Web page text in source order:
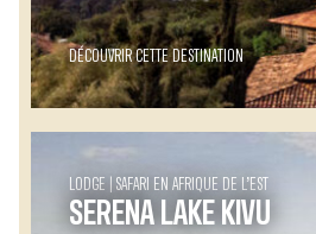
DÉCOUVRIR CETTE DESTINATION
LODGE SAFARI EN AFRIQUE DE L’EST
SERENA LAKE KIVU